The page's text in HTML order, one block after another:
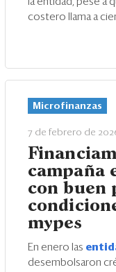
costero llama a
Microfinanzas
7 de febrero de
campaña
con buen
mypes
En enero las
desembolsaron